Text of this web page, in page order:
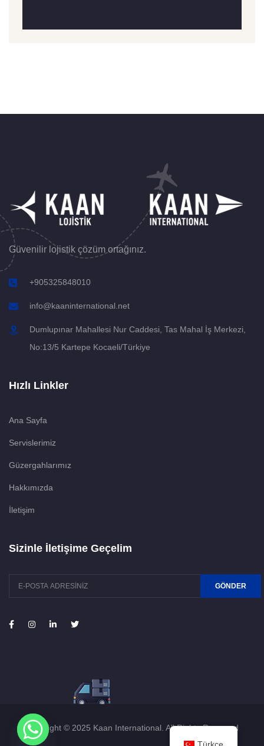
Güvenilir lojistik çözüm ortağınız.
+905325848010
info@kaaninternational.net
Dumlupınar Mahallesi Nur Caddesi, Tas Mahal İş Merkezi,
No:13/5 Kartepe Kocaeli/Türkiye
Hızlı Linkler
Ana Sayfa
Servislerimiz
Güzergahlarımız
Hakkımızda
İletişim
Sizinle İletişime Geçelim
GÖNDER
Copyright © 2025 Kaan International. All Rights Reserved